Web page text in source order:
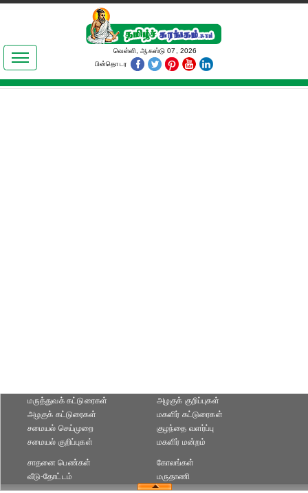
இலக்கியங்கள்
தமிழ் உலகம்
வெள்ளி, ஆகஸ்டு 07, 2026
பின்தொடர
மருத்துவக் கட்டுரைகள்
அழகுக் கட்டுரைகள்
அழகுக் குறிப்புகள்
மகளிர் கட்டுரைகள்
சமையல் செய்முறை
சமையல் குறிப்புகள்
குழந்தை வளர்ப்பு
மகளிர் மன்றம்
சாதனை பெண்கள்
வீடு-தோட்டம்
கோலங்கள்
மருதாணி